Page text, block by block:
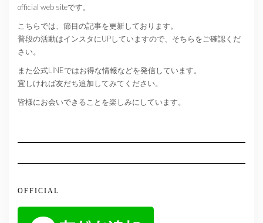
official web siteです。
こちらでは、節目の記事を更新しております。
普段の活動はインスタにUPしていますので、そちらをご確認くだ
さい。
また公式LINEではお得な情報などを発信しています。
宜しければ友だち追加してみてください。
皆様にお会いできることを楽しみにしています。
OFFICIAL